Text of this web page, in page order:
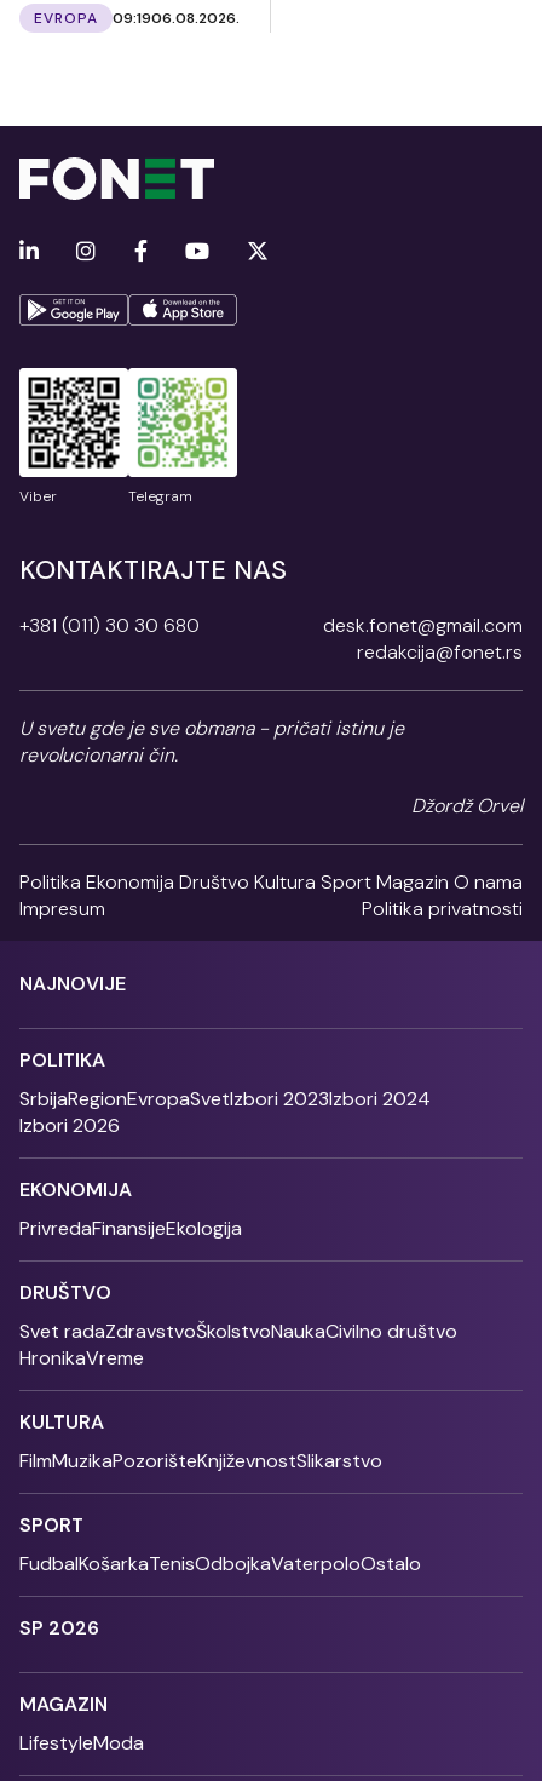
EVROPA 09:1906.08.2026.
Viber Telegram
KONTAKTIRAJTE NAS
+381 (011) 30 30 680
desk.fonet@gmail.com
redakcija@fonet.rs
U svetu gde je sve obmana - pričati istinu je
revolucionarni čin.
Džordž Orvel
Politika Ekonomija Društvo Kultura SportMagazin O nama
Impresum
Politika privatnosti
NAJNOVIJE
POLITIKA
SrbijaRegionEvropaSvetIzbori 2023Izbori 2024
Izbori 2026
EKONOMIJA
PrivredaFinansijeEkologija
DRUŠTVO
Svet radaZdravstvoŠkolstvoNaukaCivilno društvo
HronikaVreme
KULTURA
FilmMuzikaPozorišteKnjiževnostSlikarstvo
SPORT
FudbalKošarkaTenisOdbojkaVaterpoloOstalo
SP 2026
MAGAZIN
LifestyleModa